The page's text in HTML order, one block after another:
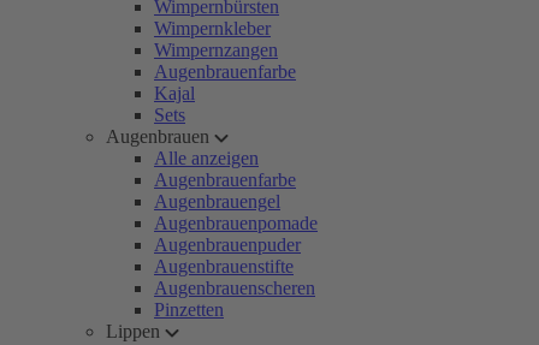
Wimpernbürsten
Wimpernkleber
Wimpernzangen
Augenbrauenfarbe
Kajal
Sets
Augenbrauen
Alle anzeigen
Augenbrauenfarbe
Augenbrauengel
Augenbrauenpomade
Augenbrauenpuder
Augenbrauenstifte
Augenbrauenscheren
Pinzetten
Lippen